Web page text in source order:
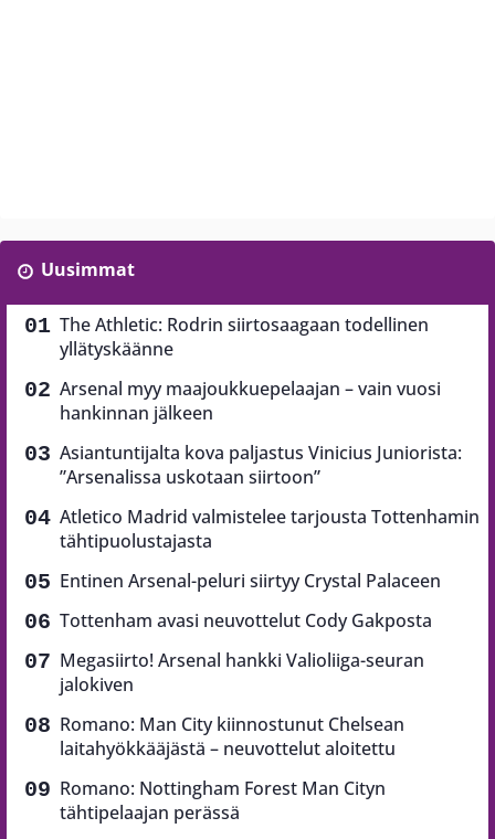
Uusimmat
The Athletic: Rodrin siirtosaagaan todellinen
yllätyskäänne
Arsenal myy maajoukkuepelaajan – vain vuosi
hankinnan jälkeen
Asiantuntijalta kova paljastus Vinicius Juniorista:
”Arsenalissa uskotaan siirtoon”
Atletico Madrid valmistelee tarjousta Tottenhamin
tähtipuolustajasta
Entinen Arsenal-peluri siirtyy Crystal Palaceen
Tottenham avasi neuvottelut Cody Gakposta
Megasiirto! Arsenal hankki Valioliiga-seuran
jalokiven
Romano: Man City kiinnostunut Chelsean
laitahyökkääjästä – neuvottelut aloitettu
Romano: Nottingham Forest Man Cityn
tähtipelaajan perässä